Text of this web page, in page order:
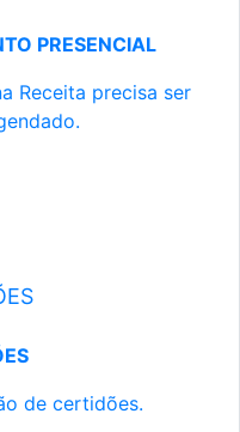
PRESENCIAL
Receita precisa ser
de certidões.